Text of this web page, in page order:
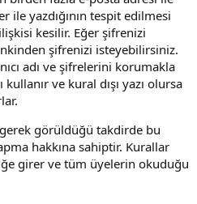
ile yazdığının tespit edilmesi
kesilir. Eğer şifrenizi
şifrenizi isteyebilirsiniz.
adı ve şifrelerini korumakla
ve kural dışı yazı olursa
görüldüğü takdirde bu
hakkına sahiptir. Kurallar
girer ve tüm üyelerin okuduğu